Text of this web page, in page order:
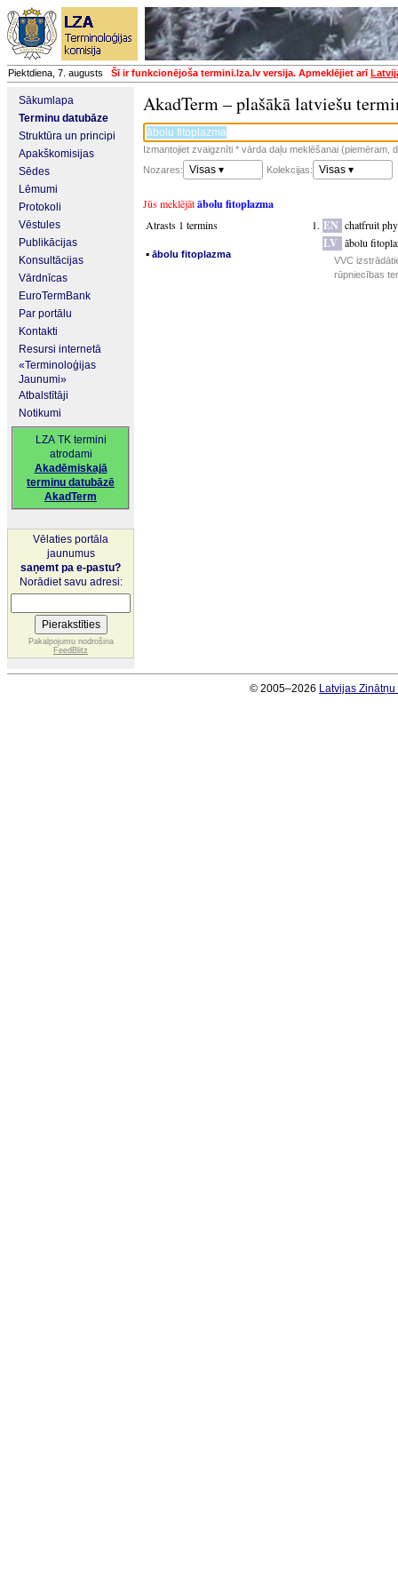
Piektdiena, 7. augusts Šī ir funkcionējoša termini.lza.lv versija. Apmeklējiet arī
Sākumlapa
Terminu datubāze
Struktūra un principi
Apakškomisijas
Sēdes
Lēmumi
Protokoli
Vēstules
Publikācijas
Konsultācijas
Vārdnīcas
EuroTermBank
Par portālu
Kontakti
Resursi internetā
«Terminoloģijas
Jaunumi»
Atbalstītāji
Notikumi
LZA TK termini
atrodami
Akadēmiskajā
terminu datubāzē
AkadTerm
Vēlaties portāla
jaunumus
saņemt pa e-pastu?
Norādiet savu adresi:
Pakalpojumu nodrošina
FeedBlitz
AkadTerm – plašākā latviešu
Izmantojiet zvaigznīti * vārda daļu meklēšanai (piemēram,
Nozares:
Visas ▾ Kolekcijas: Visas ▾
Jūs meklējātābolu fitoplazma
Atrasts 1 termins
▪ ābolu fitoplazma
EN chatfruit
LV ābolu
VVC
rūpniecības
© 2005–2026 Latvijas